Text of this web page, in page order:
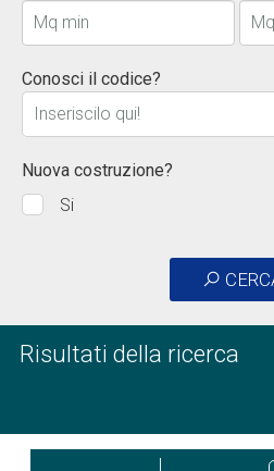
Conosci il codice?
Nuova costruzione?
Si
Risultati della ricerca